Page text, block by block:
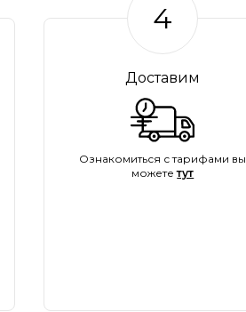
4
Доставим
Ознакомиться с тарифами вы
можететут